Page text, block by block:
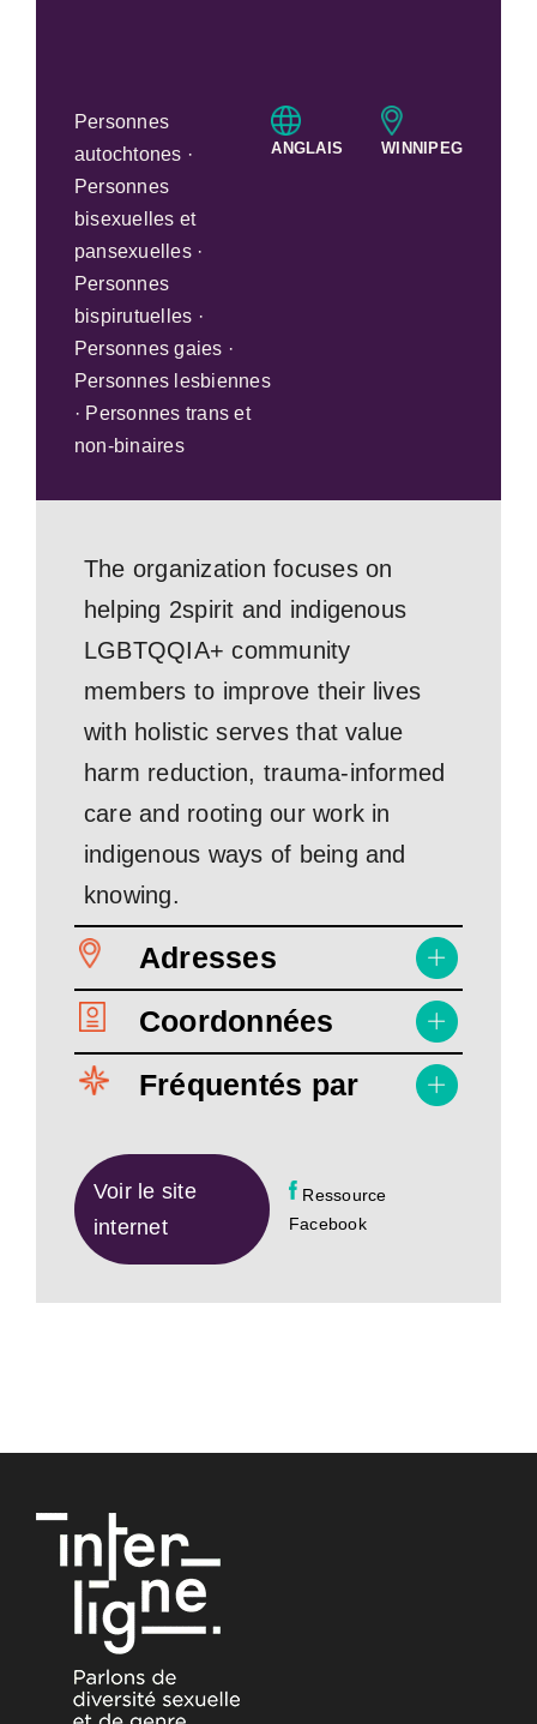
Personnes
autochtones ·
Personnes
bisexuelles et
pansexuelles ·
Personnes
bispirutuelles ·
Personnes gaies ·
Personnes lesbiennes
· Personnes trans et
non-binaires
ANGLAIS WINNIPEG
The organization focuses on
helping 2spirit and indigenous
LGBTQQIA+ community
members to improve their lives
with holistic serves that value
harm reduction, trauma-informed
care and rooting our work in
indigenous ways of being and
knowing.
Adresses
Coordonnées
Fréquentés par
Voir le site
internet
Ressource
Facebook